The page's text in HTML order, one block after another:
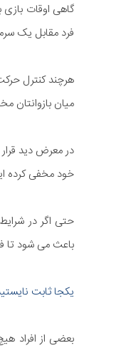
گاهی اوقات
فرد مقابل یک
هرچند کنترل
میان بازوانتان
در معرض دید
خود مخفی کرده
حتی اگر در شرایط
باعث می شود تا
یکجا ثابت
بعضی از افراد